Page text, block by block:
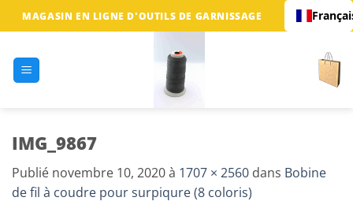
Passer
au
MAGASIN EN LIGNE D'OUTILS DE GARNISSAGE
IMG_9867
Publié novembre 10, 2020à 1707 × 2560 dans Bobine
de fil à coudre pour surpiqure (8 coloris)